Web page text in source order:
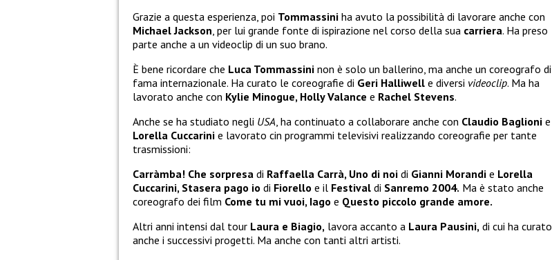
Grazie a questa esperienza, poi Tommassini ha avuto la possibilità di lavorare anche con
Michael Jackson, per lui grande fonte di ispirazione nel corso della sua carriera. Ha preso
parte anche a un videoclip di un suo brano.
È bene ricordare che Luca Tommassini non è solo un ballerino, ma anche un coreografo di
fama internazionale. Ha curato le coreografie di Geri Halliwell e diversi videoclip. Ma ha
lavorato anche con Kylie Minogue, Holly Valance e Rachel Stevens.
Anche se ha studiato negli USA, ha continuato a collaborare anche con Claudio Baglioni e
Lorella Cuccarini e lavorato cin programmi televisivi realizzando coreografie per tante
trasmissioni:
Carràmba! Che sorpresa di Raffaella Carrà, Uno di noi di Gianni Morandi e Lorella
Cuccarini, Stasera pago io di Fiorello e il Festival di Sanremo 2004. Ma è stato anche
coreografo dei film Come tu mi vuoi, Iago e Questo piccolo grande amore.
Altri anni intensi dal tour Laura e Biagio, lavora accanto a Laura Pausini, di cui ha curato
anche i successivi progetti. Ma anche con tanti altri artisti.